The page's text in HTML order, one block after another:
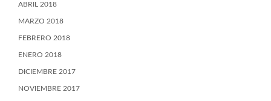
ABRIL 2018
MARZO 2018
FEBRERO 2018
ENERO 2018
DICIEMBRE 2017
NOVIEMBRE 2017